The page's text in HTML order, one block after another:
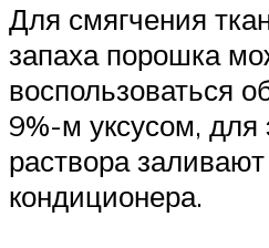
Для смягчения
запаха порошка
воспользоваться
9%-м уксусом, для
раствора
кондиционера.